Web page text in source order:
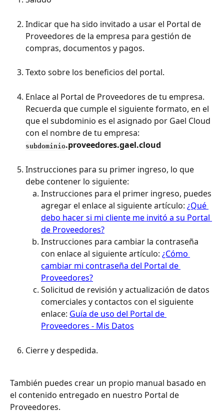
Indicar que ha sido invitado a usar el Portal de
Proveedores de la empresa para gestión de
compras, documentos y pagos.
Texto sobre los beneficios del portal.
Enlace al Portal de Proveedores de tu empresa.
Recuerda que cumple el siguiente formato, en el
que el subdominio es el asignado por Gael Cloud
con el nombre de tu empresa:
subdominio.proveedores.gael.cloud
Instrucciones para su primer ingreso, lo que
debe contener lo siguiente:
Instrucciones para el primer ingreso, puedes
agregar el enlace al siguiente artículo: ¿Qué
debo hacer si mi cliente me invitó a su Portal
de Proveedores?
Instrucciones para cambiar la contraseña
con enlace al siguiente artículo: ¿Cómo
cambiar mi contraseña del Portal de
Proveedores?
Solicitud de revisión y actualización de datos
comerciales y contactos con el siguiente
enlace: Guía de uso del Portal de
Proveedores - Mis Datos
Cierre y despedida.
También puedes crear un propio manual basado en
el contenido entregado en nuestro Portal de
Proveedores.